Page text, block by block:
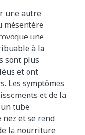
une autre
mésentère
une
à la
sont plus
et ont
Les symptômes
et de la
tube
nez et se rend
la nourriture